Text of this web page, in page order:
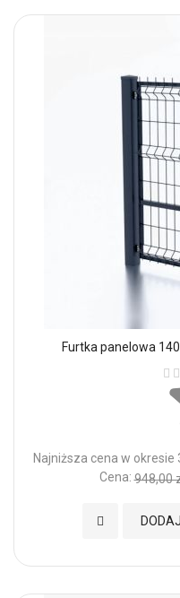
Furtka panelowa
Najniższa cena w okresie
Cena: 948,00
Dodaj do